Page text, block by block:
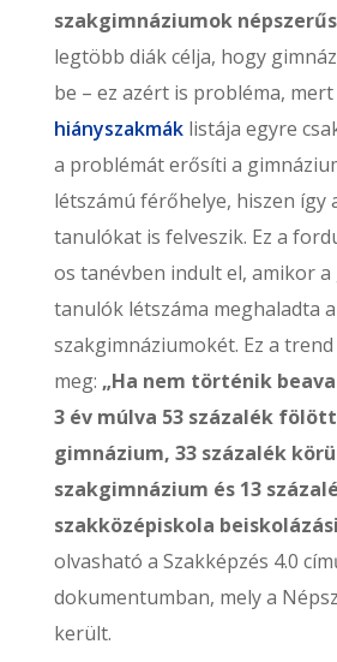
szakgimnáziumok
legtöbb diák célja, hogy
be – ez azért is probléma,
hiányszakmáklistája egyre
a problémát erősíti a
létszámú férőhelye, hiszen így
tanulókat is felveszik. Ez a
os tanévben indult el, amikor
tanulók létszáma meghaladta a
szakgimnáziumokét. Ez a
meg: „Ha nem történik
3 év múlva 53 százalék
gimnázium, 33 százalék
szakgimnázium és 13
szakközépiskola
olvasható a Szakképzés 4.0
dokumentumban, mely a
került.